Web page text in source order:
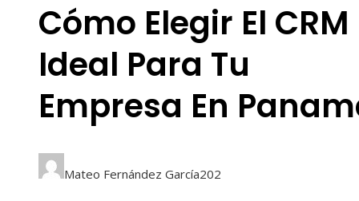
Cómo Elegir El CRM
Ideal Para Tu
Empresa En
Mateo Fernández García202